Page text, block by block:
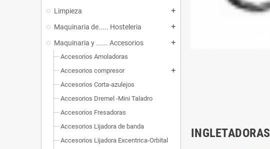
Limpieza add
Maquinaria de..... Hosteleria add
Maquinaria y ...... Accesorios add
Accesorios Amoladoras
Accesorios compresor
add
Accesorios Corta-azulejos
Accesorios Dremel -Mini Taladro
Accesorios Fresadoras
Accesorios Lijadora de banda
Accesorios Lijadora Excentrica-Orbital
INGLETADORAS